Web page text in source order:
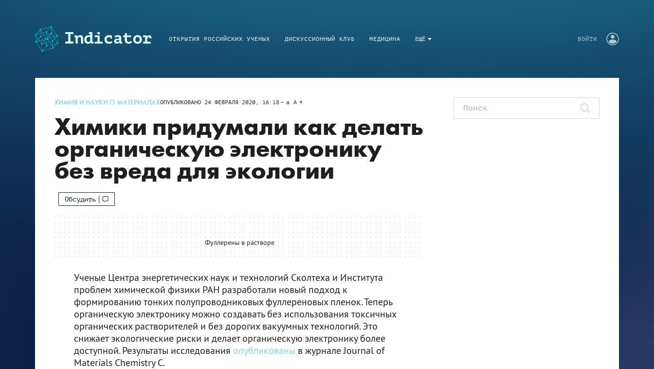
ЕЩЁ
ОТКРЫТИЯ РОССИЙСКИХ УЧЕНЫХ ДИСКУССИОННЫЙ КЛУБ МЕДИЦИНА ВОЙТИ
ХИМИЯ И НАУКИ О МАТЕРИАЛАХОПУБЛИКОВАНО 24 ФЕВРАЛЯ 2020, 16:18 a A
Химики придумали как делать
органическую электронику
без вреда для экологии
Обсудить
Фуллерены в растворе
Ученые Центра энергетических наук и технологий Сколтеха и Института
проблем химической физики РАН разработали новый подход к
формированию тонких полупроводниковых фуллереновых пленок. Теперь
органическую электронику можно создавать без использования токсичных
органических растворителей и без дорогих вакуумных технологий. Это
снижает экологические риски и делает органическую электронику более
доступной. Результаты исследования опубликованы в журнале Journal of
Materials Chemistry C.